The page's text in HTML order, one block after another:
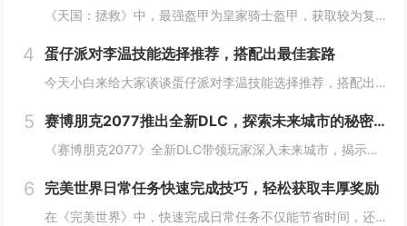
《天国：拯救》中，最强盔甲为皇家骑士盔甲，获取较为复杂。首先需完成“皇家侍卫”任务线，帮助亨利成为国王的私人护卫。之后，在王宫内找到盔甲的具体位置，通常藏于密室或特定房间。完成相关任务后，玩家可获得这套顶级装备，大幅提升防御力和战斗能力。游...
4 蛋仔派对李温技能选择推荐，搭配出最佳套路
今天小白来给大家谈谈蛋仔派对李温技能选择推荐，搭配出最佳套路，以及蛋仔派对攻略对应的知识点，希望对大家有所帮助，不要忘了收藏本站呢今天给各位分享蛋仔派对李温技能选择推荐，搭配出最佳套路的知识，其中也会对蛋仔派对攻略进行解释，如果能碰巧解决你...
5 赛博朋克2077推出全新DLC，探索未来城市的秘密和新任务
《赛博朋克2077》全新DLC带领玩家深入未来城市，揭示隐藏的秘密并开启一系列新任务。在这一扩展内容中，玩家将有机会探索更多未知区域，体验丰富多彩的剧情，与全新角色互动，进一步丰富游戏世界的沉浸感与可玩性。今天小白来给大家谈谈《赛博朋克20...
6 完美世界日常任务快速完成技巧，轻松获取丰厚奖励
在《完美世界》中，快速完成日常任务不仅能节省时间，还能确保玩家获得丰厚的奖励。合理规划任务路线，优先选择高经验值和金币奖励的任务。利用双倍经验时间进行任务，可以事半功倍。组队完成任务效率更高，特别是对于需要击败强大敌人的任务。不要忘记使用游...